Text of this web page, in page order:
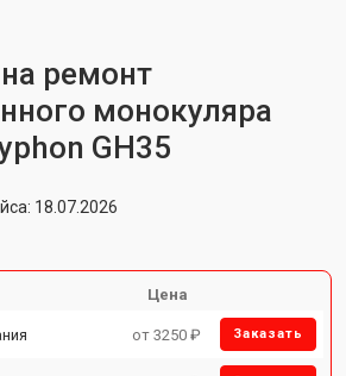
ремонт
монокуляра
GH35
18.07.2026
Цена
от 3250 ₽ Заказать